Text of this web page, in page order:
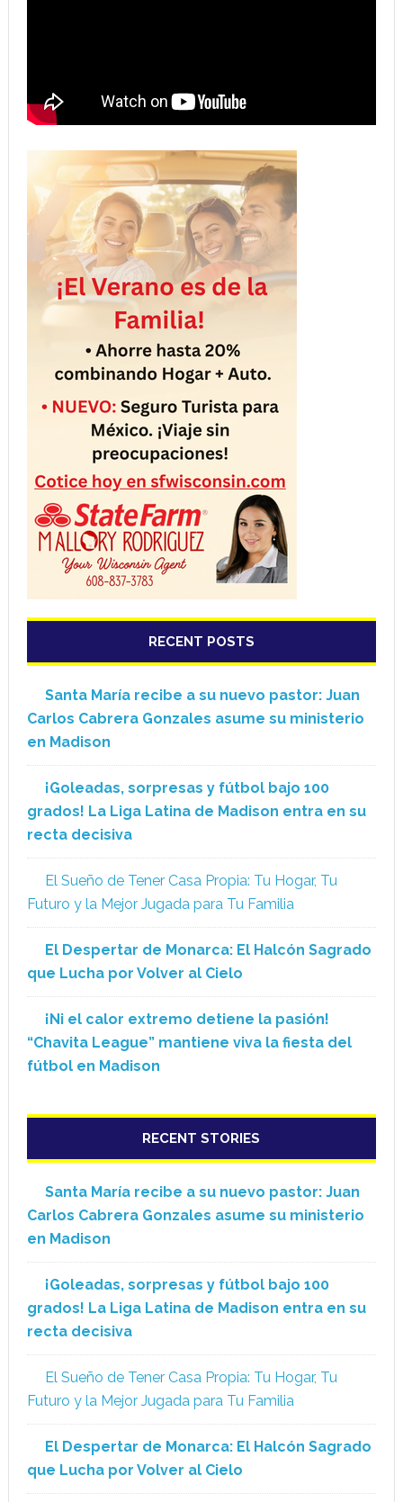
RECENT POSTS
Santa María recibe a su nuevo pastor: Juan
Carlos Cabrera Gonzales asume su ministerio
en Madison
¡Goleadas, sorpresas y fútbol bajo 100
grados! La Liga Latina de Madison entra en su
recta decisiva
El Sueño de Tener Casa Propia: Tu Hogar, Tu
Futuro y la Mejor Jugada para Tu Familia
El Despertar de Monarca: El Halcón Sagrado
que Lucha por Volver al Cielo
¡Ni el calor extremo detiene la pasión!
“Chavita League” mantiene viva la fiesta del
fútbol en Madison
RECENT STORIES
Santa María recibe a su nuevo pastor: Juan
Carlos Cabrera Gonzales asume su ministerio
en Madison
¡Goleadas, sorpresas y fútbol bajo 100
grados! La Liga Latina de Madison entra en su
recta decisiva
El Sueño de Tener Casa Propia: Tu Hogar, Tu
Futuro y la Mejor Jugada para Tu Familia
El Despertar de Monarca: El Halcón Sagrado
que Lucha por Volver al Cielo